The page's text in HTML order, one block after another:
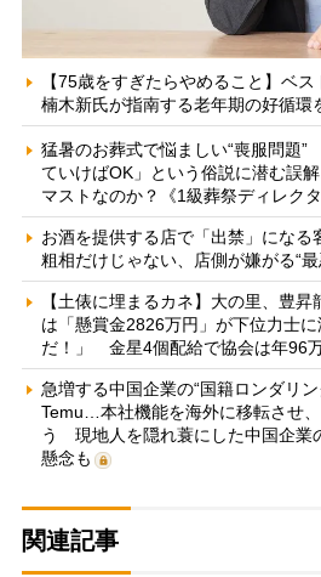
【75歳をすぎたらやめること】ベ
楠木新氏が指南する老年期の好循環
猛暑のお葬式で悩ましい“喪服問題
ていけばOK」という俗説に潜む誤
マストなのか？《1級葬祭ディレクタ
お酒を提供する店で「出禁」にな
粗相だけじゃない、店側が嫌がる“最
【土俵に埋まるカネ】大の里、豊
は「懸賞金2826万円」が下位力士
だ！」 金星4個配給で協会は年96
急増する中国企業の“国籍ロンダリ
Temu…本社機能を海外に移転させ
う 現地人を隠れ蓑にした中国企業
懸念も
関連記事